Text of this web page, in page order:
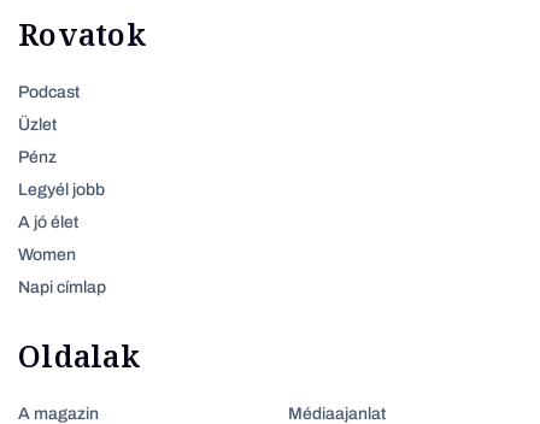
Rovatok
Podcast
Üzlet
Pénz
Legyél jobb
A jó élet
Women
Napi címlap
Oldalak
A magazin
Médiaajanlat